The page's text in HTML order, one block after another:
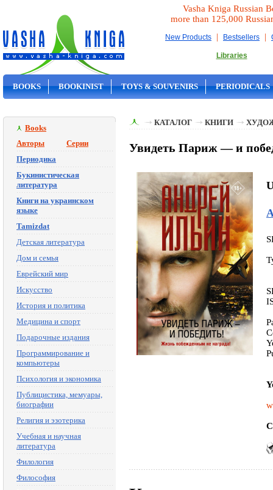
Vasha Kniga Russian
more than 125,000
New Products | Bestsellers |
Libraries
BOOKS BOOKINIST TOYS & SOUVENIRS PERIODICALS
Books
Авторы
Серии
Периодика
Букинистическая
литература
Книги на украинском
языке
Tamizdat
Детская литература
Дом и семья
Еврейский мир
Искусство
История и политика
Медицина и спорт
Подарочные издания
Программирование и
компьютеры
Психология и экономика
Публицистика, мемуары,
биографии
Религия и эзотерика
Учебная и научная
литература
Филология
Философия
КАТАЛОГ КНИГИ
Увидеть Париж — и